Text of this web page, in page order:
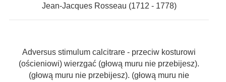
Jean-Jacques Rosseau (1712 - 1778)
Adversus stimulum calcitrare - przeciw kosturowi
(ościeniowi) wierzgać (głową muru nie przebijesz).
(głową muru nie przebijesz). (głową muru nie